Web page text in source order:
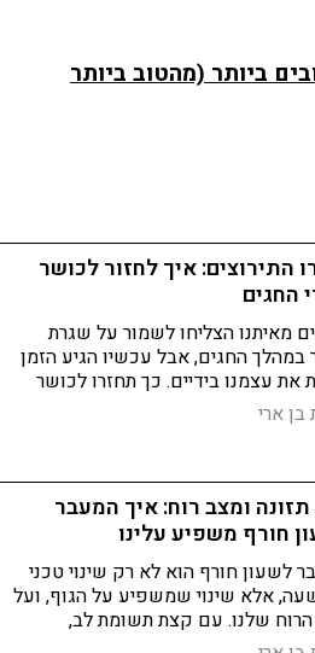
הטובים ביותר (מהטוב ביותר
התירוצים: איך לחזור לכושר
החגים
מאיתנו הצליחו לשמור על שגרת
במהלך החגים, אבל עכשיו הגיע הזמן
את עצמנו בידיים. כך תחזרו לכושר
מרתון - ואפשר אפילו להתחיל
קלילים בבית
בן ארי
תזונה ומצב רוח: איך המעבר
חורף משפיע עלינו
לשעון חורף הוא לא רק שינוי טכני
אלא שינוי שמשפיע על הגוף, ועל
שלנו. עם קצת תשומת לב,
לאור טבעי, התאמה של שעות